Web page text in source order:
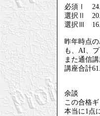
必須Ⅰ
選択Ⅱ
選択Ⅲ
昨年時点
も、AI、
また通信
講座合計
余談
この合格
本当に1点